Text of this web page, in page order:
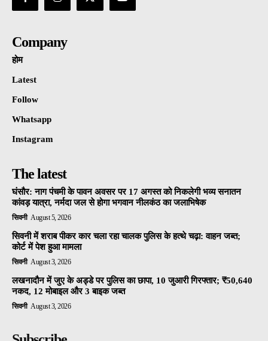
Company
होम
Latest
Follow
Whatsapp
Instagram
The latest
घंसौर: नाग पंचमी के पावन अवसर पर 17 अगस्त को निकलेगी भव्य सनातन
कांवड़ यात्रा, नर्मदा जल से होगा भगवान नीलकंठ का जलाभिषेक
सिवनी August 5, 2026
सिवनी में शराब पीकर कार चला रहा चालक पुलिस के हत्थे चढ़ा: वाहन जब्त;
कोर्ट में पेश हुआ मामला
सिवनी August 3, 2026
लखनादौन में जुए के अड्डे पर पुलिस का छापा, 10 जुआरी गिरफ्तार; ₹50,640
नकद, 12 मोबाइल और 3 बाइक जब्त
सिवनी August 3, 2026